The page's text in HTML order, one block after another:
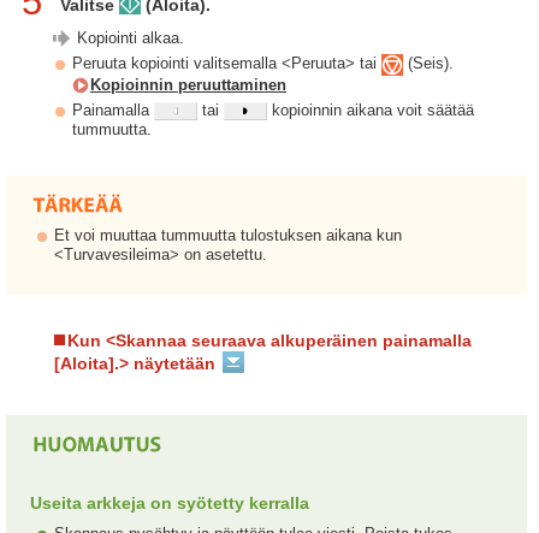
Valitse (Aloita).
Kopiointi alkaa.
Peruuta kopiointi valitsemalla <Peruuta> tai
(Seis).
Kopioinnin peruuttaminen
Painamalla
tai
kopioinnin aikana voit säätää
tummuutta.
Et voi muuttaa tummuutta tulostuksen aikana kun
<Turvavesileima> on asetettu.
Kun <Skannaa seuraava alkuperäinen painamalla
[Aloita].> näytetään
Useita arkkeja on syötetty kerralla